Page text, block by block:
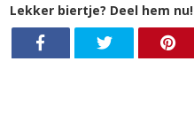
Lekker biertje? Deel hem nu!